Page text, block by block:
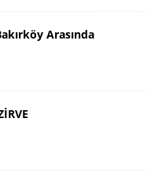
Arasında